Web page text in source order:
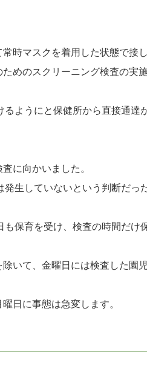
時マスクを着用した状態で接し
めのスクリーニング検査の実
ようにと保健所から直接通達
に向かいました。
生していないという判断だっ
保育を受け、検査の時間だけ
いて、金曜日には検査した園児
日に事態は急変します。